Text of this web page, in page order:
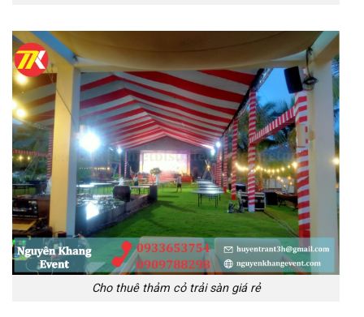
Cho thuê thảm cỏ trải sàn giá rẻ